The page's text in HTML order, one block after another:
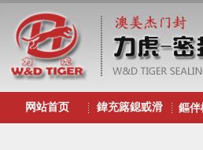
网站首页 鍏充簬鎴戜滑 鏂